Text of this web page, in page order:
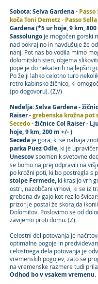
Sobota: Selva Gardena -
koča Toni Demetz - Passo Sella
Gardena(*5 ur hoje, 9 km, 800
Sassolungo je mogočen gorski
nad pokrajino in navdušuje že
nanj. Pot nas bo vodila mimo
dolomitskih sten, objema
popelje do nekaterih najlepših
Po želji lahko celotno turo
retro kabinsko žičnico, ki
(po dogovoru).(Z,V)
Nedelja: Selva Gardena -
Raiser-grebenska krožna pot
Secedo-žičnice Col Raiser-
hoje, 9 km, 200 m +/- )
Seceda je gora, ki se nahaja
parka Puez Odle , ki je
Unescovspomenik svetovne
se bomo najprej odpravili na
po krožni poti, ki bo postregla s
stolpe Fermede, ki krasijo vrh
ostri, nazobčani vrhovi, ki se iz
grebena dvigajo kot rezilo
prizor je postal že skorajda
Dolomitov. Poslovimo se od
zavijemo proti domu. (Z)
Celostni del potovanja je
optimalne pogoje in
celostnega dela potovanja je
vremenskih pogojev, zato se
na vremenske razmere tudi
Odhod bo v vsakem vremenu.